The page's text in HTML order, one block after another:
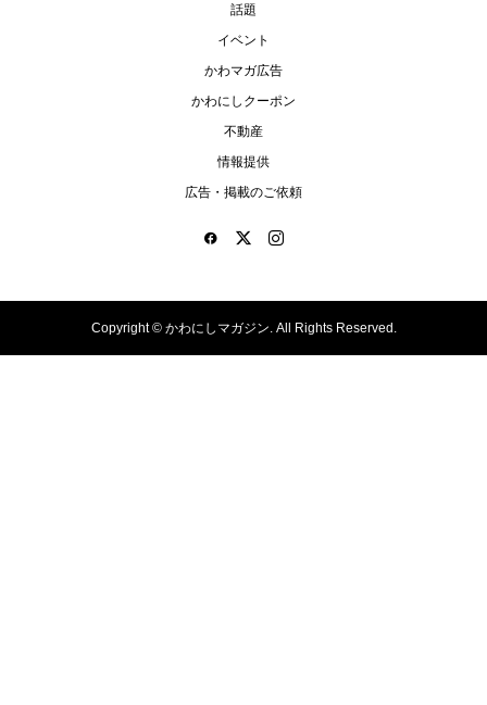
話題
イベント
かわマガ広告
かわにしクーポン
不動産
情報提供
広告・掲載のご依頼
Copyright ©かわにしマガジン. All Rights Reserved.